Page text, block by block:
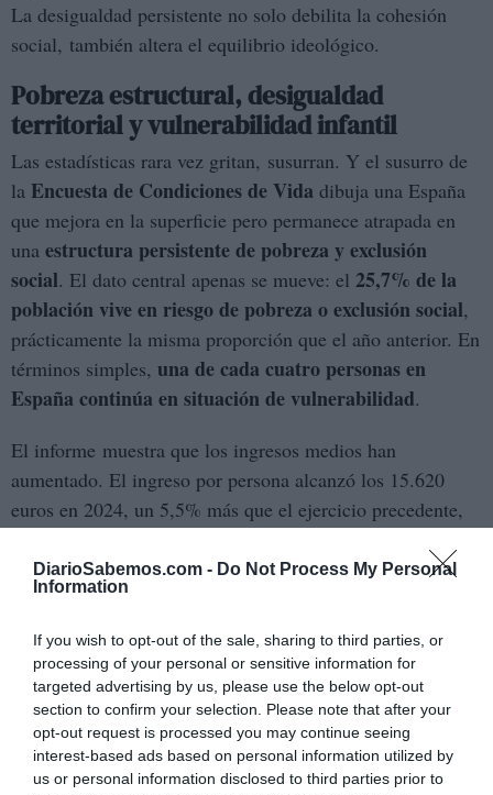
DiarioSabemos.com - Do Not Process My Personal
Information
If you wish to opt-out of the sale, sharing to third parties, or
processing of your personal or sensitive information for
targeted advertising by us, please use the below opt-out
section to confirm your selection. Please note that after your
opt-out request is processed you may continue seeing
interest-based ads based on personal information utilized by
us or personal information disclosed to third parties prior to
La desigualdad persistente no solo debilita la cohesión
social, también altera el equilibrio ideológico.
Pobreza estructural, desigualdad
territorial y vulnerabilidad infantil
Las estadísticas rara vez gritan, susurran. Y el susurro de
la Encuesta de Condiciones de Vida dibuja una España
que mejora en la superficie pero permanece atrapada en
una estructura persistente de pobreza y exclusión
social. El dato central apenas se mueve: el 25,7% de la
población vive en riesgo de pobreza o exclusión social,
prácticamente la misma proporción que el año anterior. En
términos simples, una de cada cuatro personas en
España continúa en situación de vulnerabilidad.
El informe muestra que los ingresos medios han
aumentado. El ingreso por persona alcanzó los 15.620
euros en 2024, un 5,5% más que el ejercicio precedente,
embargo, la mejora nominal convive con una sensación
extendida de fragilidad material. El crecimiento de la renta
no siempre se traduce en bienestar efectivo. El poder
adquisitivo, debilitado por años de inflación acumulada,
convierte el avance estadístico en alivio parcial.
Las cifras lo confirman: un 8,5% declara dificultades para
llegar a fin de mes; un 36,4% no puede afrontar gastos